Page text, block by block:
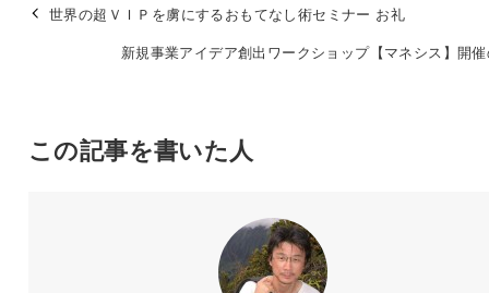
世界の超ＶＩＰを虜にするおもてなし術セミナー お礼
新規事業アイデア創出ワークショップ【マネシス】開
この記事を書いた人